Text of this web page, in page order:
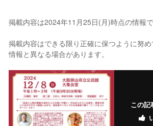
掲載内容は2024年11月25日(月)時点の情報で
掲載内容はできる限り正確に保つように努
情報と異なる場合があります。
この記